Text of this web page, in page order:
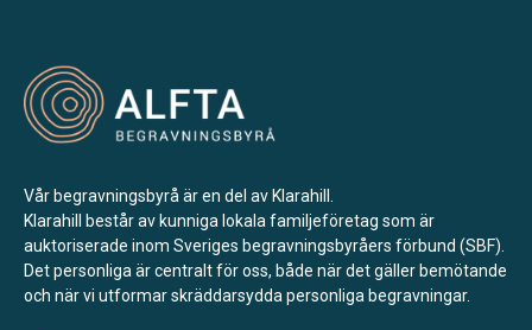
Vår begravningsbyrå är en del av Klarahill.
Klarahill består av kunniga lokala familjeföretag som är
auktoriserade inom Sveriges begravningsbyråers förbund (SBF).
Det personliga är centralt för oss, både när det gäller bemötande
och när vi utformar skräddarsydda personliga begravningar.